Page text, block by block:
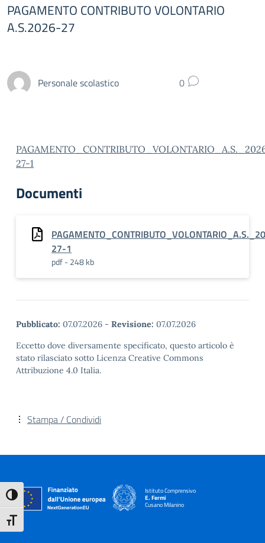
Attiva/disattiva alto contrasto
Attiva/disattiva dimensione testo
PAGAMENTO CONTRIBUTO VOLONTARIO
A.S.2026-27
Personale scolastico 0
27-1
Documenti
27-1
pdf - 248 kb
Pubblicato: 07.07.2026 - Revisione: 07.07.2026
Eccetto dove diversamente specificato, questo articolo è
stato rilasciato sotto Licenza Creative Commons
Attribuzione 4.0 Italia.
Stampa / Condividi
Istituto Comprensivo
E. Fermi
Cusano Milanino